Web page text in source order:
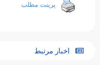
پرینت مطلب
اخبار مرتبط